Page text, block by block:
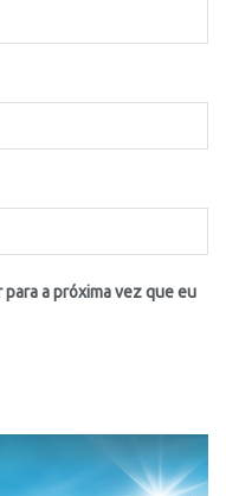
a próxima vez que eu